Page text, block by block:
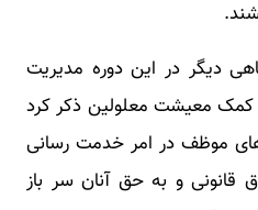
دیگر در این دوره مدیریت
کمک معیشت معلولین ذکر کرد
موظف در امر خدمت رسانی
قانونی و به حق آنان سر باز